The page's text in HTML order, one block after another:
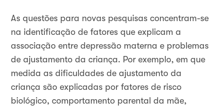
As questões para novas pesquisas concentram-se
na identificação de fatores que explicam a
associação entre depressão materna e problemas
de ajustamento da criança. Por exemplo, em que
medida as dificuldades de ajustamento da
criança são explicadas por fatores de risco
biológico, comportamento parental da mãe,